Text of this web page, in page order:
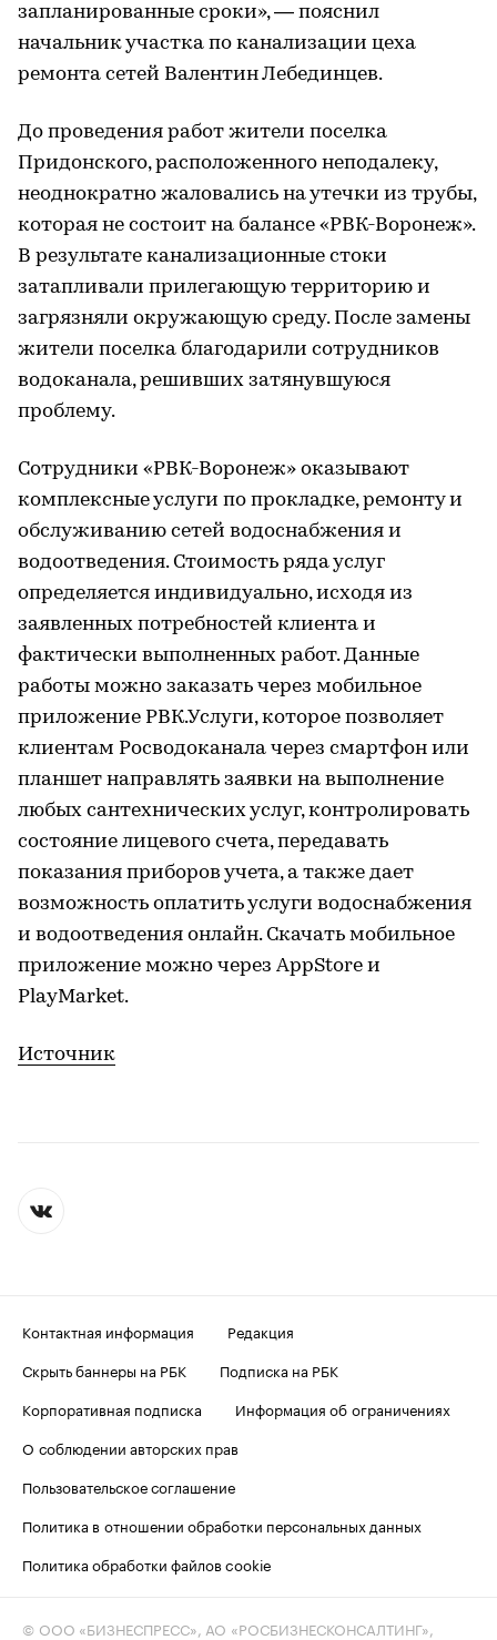
запланированные сроки», — пояснил
начальник участка по канализации цеха
ремонта сетей Валентин Лебединцев.
До проведения работ жители поселка
Придонского, расположенного неподалеку,
неоднократно жаловались на утечки из трубы,
которая не состоит на балансе «РВК-Воронеж».
В результате канализационные стоки
затапливали прилегающую территорию и
загрязняли окружающую среду. После замены
жители поселка благодарили сотрудников
водоканала, решивших затянувшуюся
проблему.
Сотрудники «РВК-Воронеж» оказывают
комплексные услуги по прокладке, ремонту и
обслуживанию сетей водоснабжения и
водоотведения. Стоимость ряда услуг
определяется индивидуально, исходя из
заявленных потребностей клиента и
фактически выполненных работ. Данные
работы можно заказать через мобильное
приложение РВК.Услуги, которое позволяет
клиентам Росводоканала через смартфон или
планшет направлять заявки на выполнение
любых сантехнических услуг, контролировать
состояние лицевого счета, передавать
показания приборов учета, а также дает
возможность оплатить услуги водоснабжения
и водоотведения онлайн. Скачать мобильное
приложение можно через AppStore и
PlayMarket.
Источник
Контактная информация
Редакция
Скрыть баннеры на РБК
Подписка на РБК
Корпоративная подписка
Информация об ограничениях
О соблюдении авторских прав
Пользовательское соглашение
Политика в отношении обработки персональных данных
Политика обработки файлов cookie
© ООО «БИЗНЕСПРЕСС», АО «РОСБИЗНЕСКОНСАЛТИНГ»,